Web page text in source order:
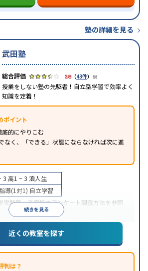
塾の詳細を見る
武田塾
3.8（43件） ※
授業をしない塾の先駆者！自立型学習で効率よく
知識を定着！
ポイント
的にやりこむ
なく、「できる」状態にならなければ次に進
続きを見る
3 高1 ~ 3 浪人生
導(1対1) 自立学習
受験塾・予備校のアンケート調査方法を参照
近くの教室を探す
判は？